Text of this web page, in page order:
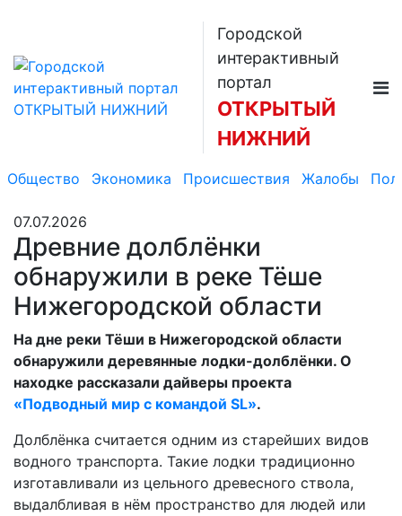
Городской
интерактивный
портал
ОТКРЫТЫЙ
НИЖНИЙ
Общество Экономика Происшествия Жалобы
07.07.2026
Древние долблёнки
обнаружили в реке Тёше
Нижегородской области
На дне реки Тёши в Нижегородской области
обнаружили деревянные лодки-долблёнки. О
находке рассказали дайверы проекта
«Подводный мир с командой SL».
Долблёнка считается одним из старейших видов
водного транспорта. Такие лодки традиционно
изготавливали из цельного древесного ствола,
выдалбливая в нём пространство для людей или